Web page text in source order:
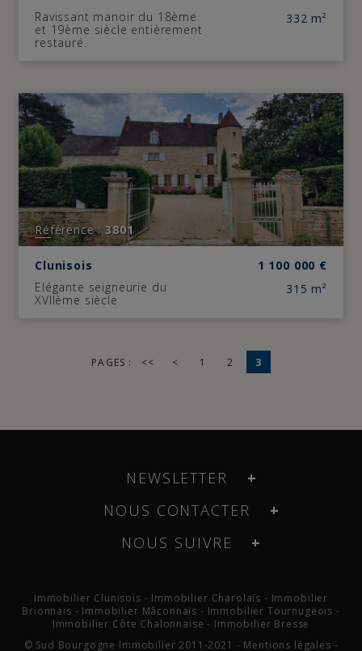
Ravissant manoir du 18ème
et 19ème siècle entièrement
restauré.
332 m²
Référence :3801
Clunisois 1 100 000 €
Elégante seigneurie du
XVIIème siècle
315 m²
PAGES : << < 1 2 3
NEWSLETTER
NOUS CONTACTER
NOUS SUIVRE
Immobilier Clunisois - Immobilier Charolais - Immobilier
Brionnais - Immobilier Mâconnais - Immobilier Tournugeois -
Immobilier Côte Chalonnaise - Immobilier Bresse
© Sud Bourgogne Immobilier 2011-2021 - Mentions légales -